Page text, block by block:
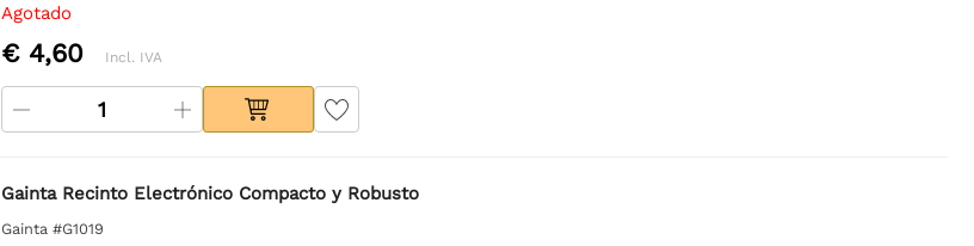
Agotado
€ 4,60 Incl. IVA
Gainta Recinto Electrónico Compacto y Robusto
Gainta #G1019